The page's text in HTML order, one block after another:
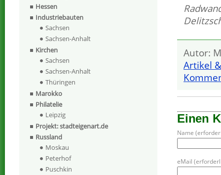
Autor:
Artikel
Einen
Name
eMail
Hessen
Industriebauten
Sachsen
Sachsen-Anhalt
Kirchen
Sachsen
Sachsen-Anhalt
Thüringen
Marokko
Philatelie
Leipzig
Projekt: stadteigenart.de
Russland
Moskau
Peterhof
Puschkin